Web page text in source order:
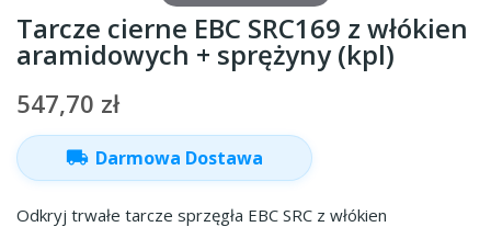
Tarcze cierne EBC SRC169 z włókien
aramidowych + sprężyny (kpl)
547,70 zł
local_shipping Darmowa Dostawa
Odkryj trwałe tarcze sprzęgła EBC SRC z włókien